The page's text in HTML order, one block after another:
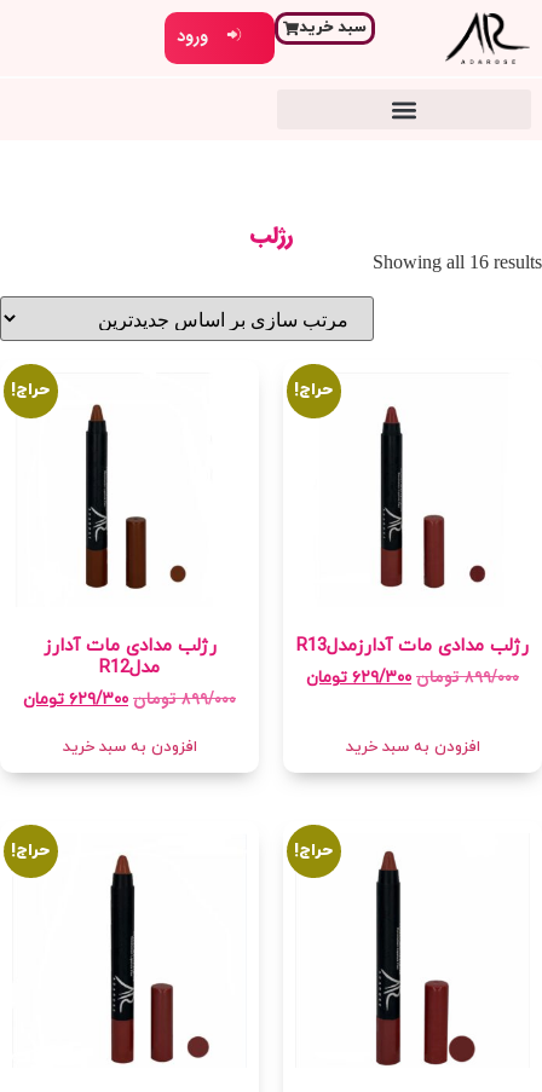
سبد خرید ورود
رژلب
Showing all 16 results
حراج!
رژلب مدادی مات آدارزمدلR13
۸۹۹/۰۰۰تومان ۶۲۹/۳۰۰ تومان
افزودن به سبد خرید
حراج!
رژلب مدادی مات آدارز
مدلR12
۸۹۹/۰۰۰تومان ۶۲۹/۳۰۰ تومان
افزودن به سبد خرید
حراج! حراج!